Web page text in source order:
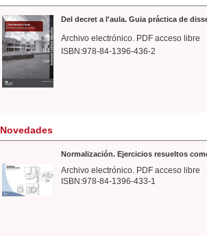
Del decret a l'aula. Guia práctica de
Archivo electrónico. PDF acceso libre
ISBN:978-84-1396-436-2
Novedades
Normalización. Ejercicios resueltos
Archivo electrónico. PDF acceso libre
ISBN:978-84-1396-433-1